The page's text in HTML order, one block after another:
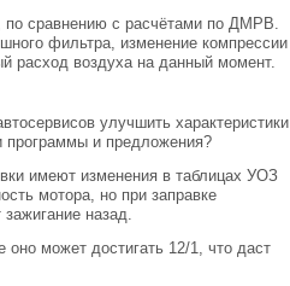
по сравнению с расчётами по ДМРВ.
фильтра, изменение компрессии
расход воздуха на данный момент.
улучшить характеристики
и предложения?
имеют изменения в таблицах УОЗ
мотора, но при заправке
назад.
может достигать 12/1, что даст